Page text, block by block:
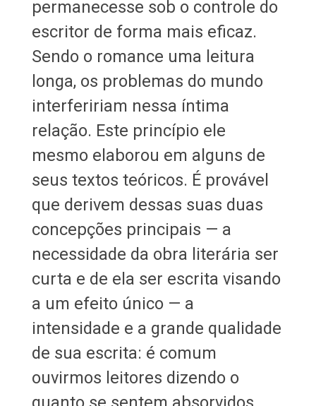
permanecesse sob o controle do
escritor de forma mais eficaz.
Sendo o romance uma leitura
longa, os problemas do mundo
interfeririam nessa íntima
relação. Este princípio ele
mesmo elaborou em alguns de
seus textos teóricos. É provável
que derivem dessas suas duas
concepções principais — a
necessidade da obra literária ser
curta e de ela ser escrita visando
a um efeito único — a
intensidade e a grande qualidade
de sua escrita: é comum
ouvirmos leitores dizendo o